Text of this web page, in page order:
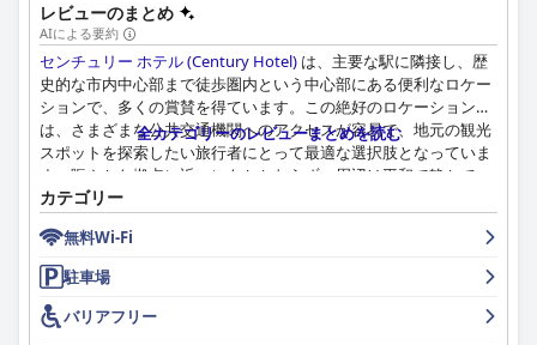
レビューのまとめ
AIによる要約
センチュリー ホテル (Century Hotel) は、主要な駅に隣接し、歴
史的な市内中心部まで徒歩圏内という中心部にある便利なロケー
ションで、多くの賞賛を得ています。この絶好のロケーション
は、さまざまな公共交通機関へのアクセスが容易で、地元の観光
スポットを探索したい旅行者にとって最適な選択肢となっていま
す。賑やかな拠点に近いにもかかわらず、周辺は平和で静かで、
ゲスト体験をさらに向上させます。
ホテルでの朝食は、その品質、種類、豊富な品揃えが高く評価さ
れており、美味しいペストリー、上質なチーズ、淹れたてのコー
ヒーが特徴です。スタッフのフレンドリーなサービスが朝食体験
をさらに高めます。時折、より多様なオプションが必要であると
いう批判もありますが、全体的な評価は肯定的です。
全カテゴリーのレビューまとめを読む
カテゴリー
無料Wi-Fi
駐車場
バリアフリー